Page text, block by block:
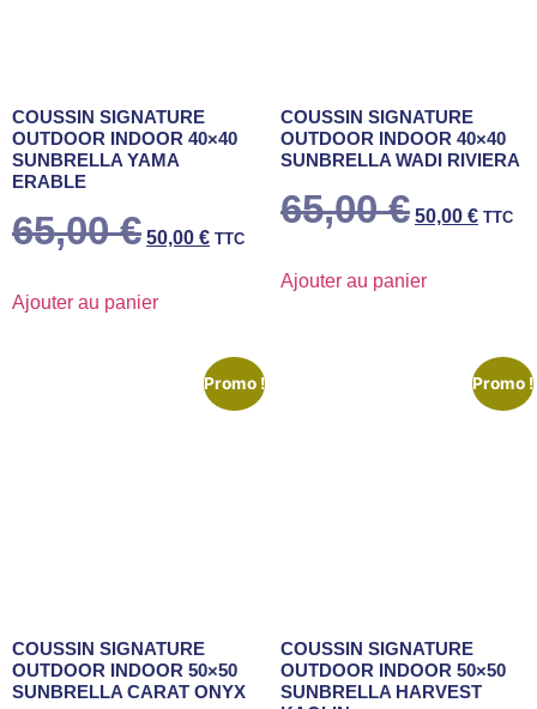
COUSSIN SIGNATURE
OUTDOOR INDOOR 40×40
SUNBRELLA YAMA
ERABLE
65,00€ 50,00 € TTC
Ajouter au panier
COUSSIN SIGNATURE
OUTDOOR INDOOR 40×40
SUNBRELLA WADI RIVIERA
65,00€ 50,00 € TTC
Ajouter au panier
Promo !
COUSSIN SIGNATURE
OUTDOOR INDOOR 50×50
SUNBRELLA CARAT ONYX
Promo !
COUSSIN SIGNATURE
OUTDOOR INDOOR 50×50
SUNBRELLA HARVEST